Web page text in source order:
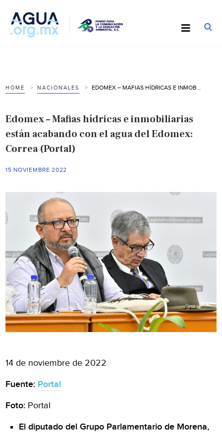
HOME NACIONALES
Edomex – Mafias hídricas e inmobiliarias
están acabando con el agua del Edomex:
Correa (Portal)
15 NOVIEMBRE 2022
14 de noviembre de 2022
Fuente: Portal
Foto: Portal
El diputado del Grupo Parlamentario de Morena,